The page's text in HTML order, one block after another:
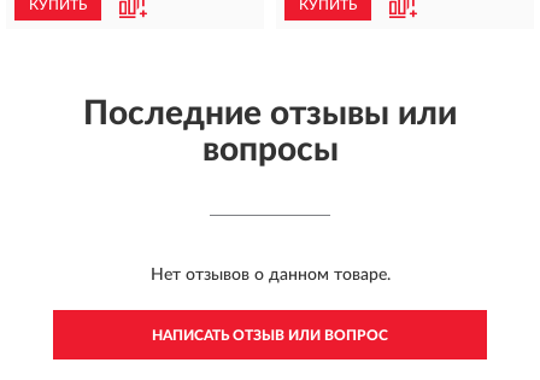
КУПИТЬ КУПИТЬ
Последние отзывы или
вопросы
Нет отзывов о данном товаре.
НАПИСАТЬ ОТЗЫВ ИЛИ ВОПРОС